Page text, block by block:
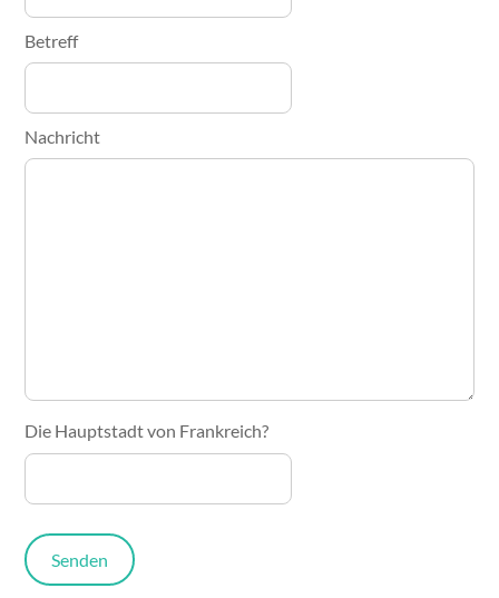
Betreff
Nachricht
Die Hauptstadt von Frankreich?